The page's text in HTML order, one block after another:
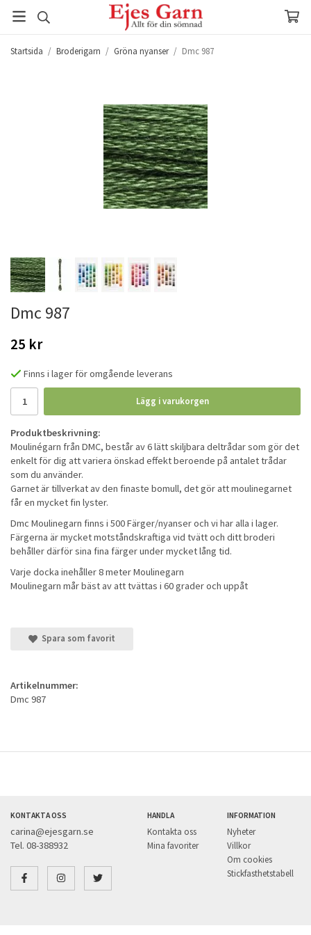
Startsida / Broderigarn / Gröna nyanser / Dmc 987
Dmc 987
25 kr
Finns i lager för omgående leverans
Lägg i varukorgen
Produktbeskrivning:
Moulinégarn från DMC, består av 6 lätt skiljbara deltrådar som gör det
enkelt för dig att variera önskad effekt beroende på antalet trådar
som du använder.
Garnet är tillverkat av den finaste bomull, det gör att moulinegarnet
får en mycket fin lyster.
Dmc Moulinegarn finns i 500 Färger/nyanser och vi har alla i lager.
Färgerna är mycket motståndskraftiga vid tvätt och ditt broderi
behåller därför sina fina färger under mycket lång tid.
Varje docka inehåller 8 meter Moulinegarn
Moulinegarn mår bäst av att tvättas i 60 grader och uppåt
Spara som favorit
Artikelnummer:
Dmc 987
KONTAKTA OSS
carina@ejesgarn.se
Tel. 08-388932
HANDLA
Kontakta oss
Mina favoriter
INFORMATION
Nyheter
Villkor
Om cookies
Stickfasthetstabell